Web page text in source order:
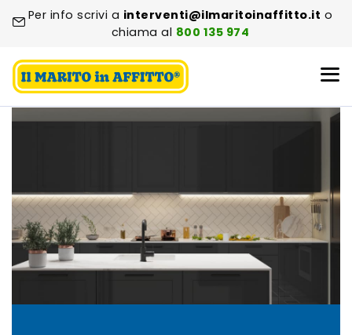
Per info scrivi a interventi@ilmaritoinaffitto.it o
chiama al 800 135 974